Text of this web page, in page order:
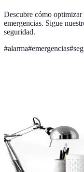
Descubre cómo optimizar
emergencias. Sigue
seguridad.
#alarma#emergencias#